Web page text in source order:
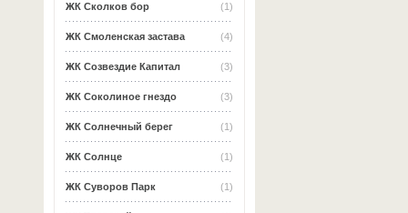
(1)
ЖК Сколков бор
(4)
ЖК Смоленская застава
(3)
ЖК Созвездие Капитал
(3)
ЖК Соколиное гнездо
(1)
ЖК Солнечный берег
(1)
ЖК Солнце
(1)
ЖК Суворов Парк